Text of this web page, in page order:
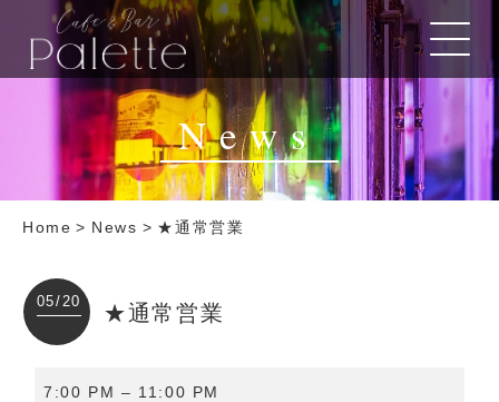
News
Home > News > ★通常営業
05/20 ★通常営業
7:00 PM – 11:00 PM